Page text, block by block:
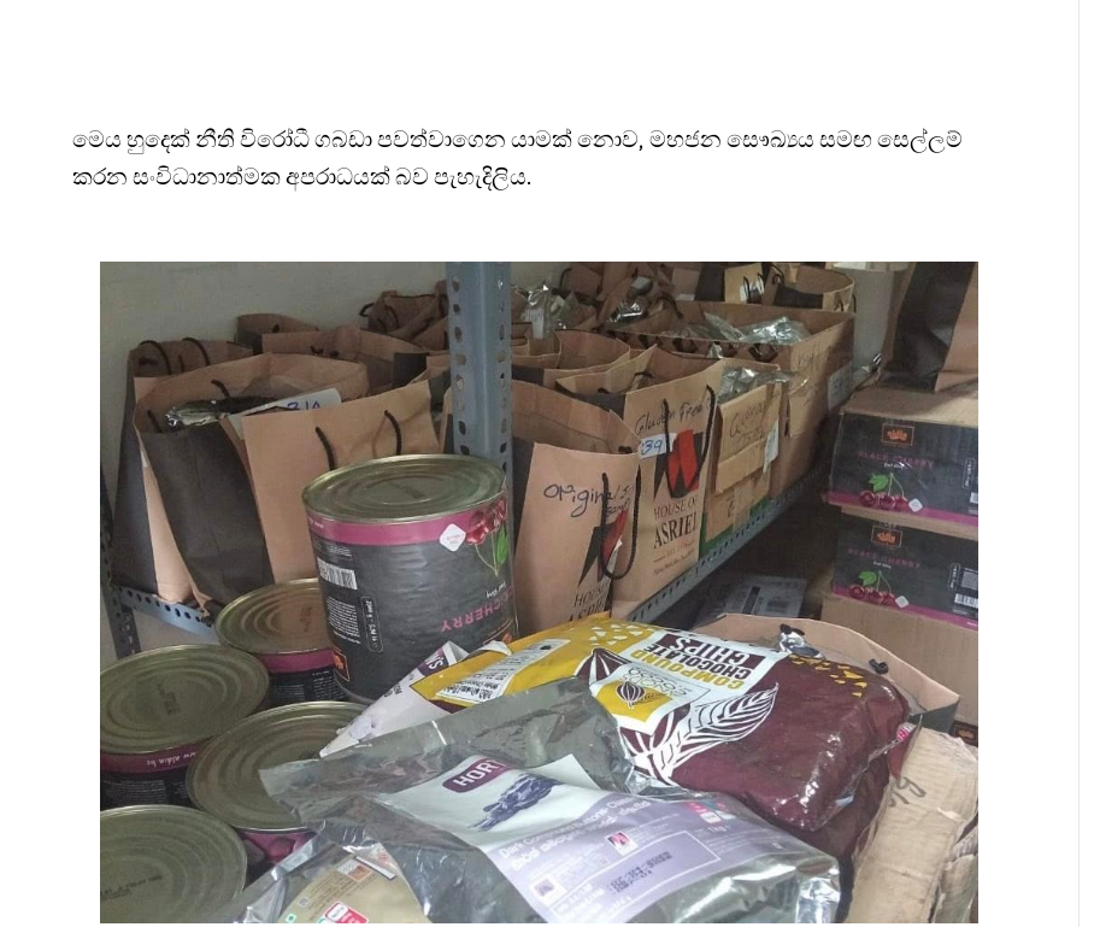
මෙය හුදෙක් නීති විරෝධී ගබඩා පවත්වාගෙන යාමක් නොව, මහජන සෞඛ්‍යය සමඟ සෙල්ලම්
කරන සංවිධානාත්මක අපරාධයක් බව පැහැදිලිය.